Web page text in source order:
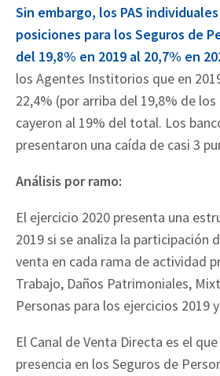
Sin embargo, los PAS
posiciones para los Seguros de
del 19,8% en 2019 al 20,7% en
los Agentes Institorios que en
22,4% (por arriba del 19,8% de los
cayeron al 19% del total. Los
presentaron una caída de casi 3
Análisis por ramo:
El ejercicio 2020 presenta una
2019 si se analiza la participación
venta en cada rama de actividad
Trabajo, Daños Patrimoniales,
Personas para los ejercicios 2019
El Canal de Venta Directa es el
presencia en los Seguros de